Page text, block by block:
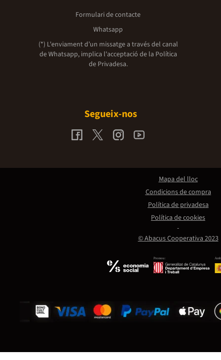
Formulari de contacte
Whatsapp
(*) L'enviament d’un missatge a través del canal
de Whatsapp, implica l'acceptació de la Política
de Privadesa.
Segueix-nos
Promou:
© Abacus Cooperativa 2023
Mapa del lloc
Condicions de compra
Política de privadesa
Política de cookies